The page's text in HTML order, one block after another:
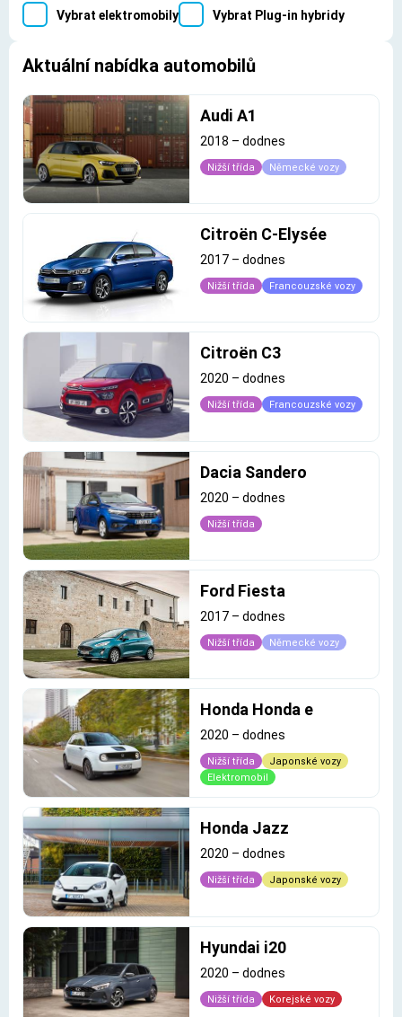
Vybrat elektromobily Vybrat Plug-in hybridy
Aktuální nabídka automobilů
Audi A1
2018 – dodnes
Nižší třída Německé vozy
Citroën C-Elysée
2017 – dodnes
Nižší třída Francouzské vozy
Citroën C3
2020 – dodnes
Nižší třída Francouzské vozy
Dacia Sandero
2020 – dodnes
Nižší třída
Ford Fiesta
2017 – dodnes
Nižší třída Německé vozy
Honda Honda e
2020 – dodnes
Nižší třída
Japonské vozy
Elektromobil
Honda Jazz
2020 – dodnes
Nižší třída Japonské vozy
Hyundai i20
2020 – dodnes
Nižší třída Korejské vozy